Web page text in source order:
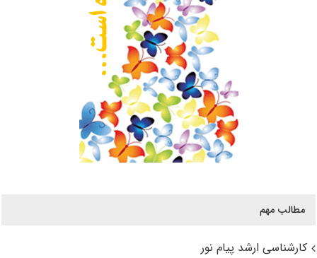
مطالب مهم
کارشناسی ارشد پیام نور